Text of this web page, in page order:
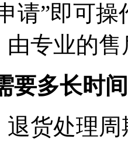
请”即可
专业的
要多长时
退货处理